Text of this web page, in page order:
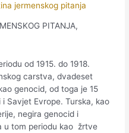
jermenskog pitanja
PITANJA,
od 1915. do 1918.
carstva, dvadeset
genocid, od toga je 15
Savjet Evrope. Turska, kao
negira genocid i
u tom periodu kao žrtve